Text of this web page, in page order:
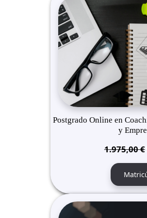
Postgrado Online en
y
1.975,00€